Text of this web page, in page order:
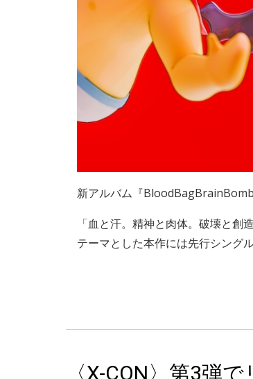
新アルバム『
「血と汗。精神と肉体。破壊と
テーマとした本作には先行シング
〈X-CON〉第3弾